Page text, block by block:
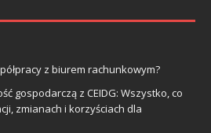
z biurem rachunkowym?
gospodarczą z CEIDG: Wszystko, co
zmianach i korzyściach dla